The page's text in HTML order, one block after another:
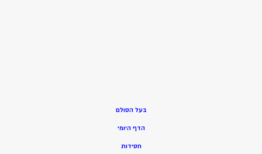
בעל הסולם
הדף היומי
חסידות